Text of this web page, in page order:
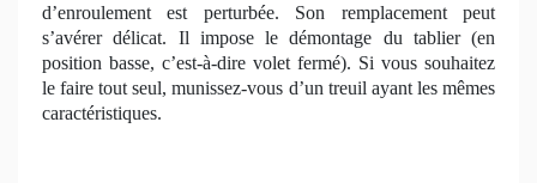
d’enroulement est perturbée. Son remplacement peut
s’avérer délicat. Il impose le démontage du tablier (en
position basse, c’est-à-dire volet fermé). Si vous souhaitez
le faire tout seul, munissez-vous d’un treuil ayant les mêmes
caractéristiques.